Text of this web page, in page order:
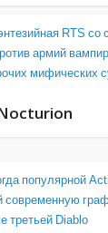
RTS со
армий
мифических
популярной
современную
третьей Diablo